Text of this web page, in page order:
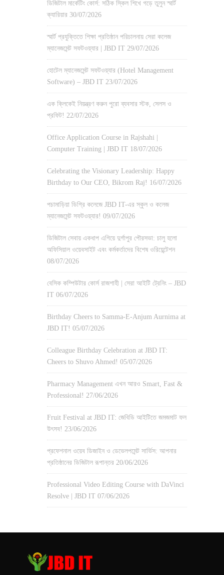
ডিজিটাল মার্কেটিং কোর্স: সঠিক স্কিল শিখে গড়ে তুলুন স্মার্ট
ক্যারিয়ার 30/07/2026
স্মার্ট প্রযুক্তিতে শিক্ষা প্রতিষ্ঠান পরিচালনায় সেরা কলেজ
ম্যানেজমেন্ট সফটওয়্যার | JBD IT 29/07/2026
হোটেল ম্যানেজমেন্ট সফটওয়্যার (Hotel Management
Software) – JBD IT 23/07/2026
এক ক্লিকেই নিয়ন্ত্রণ করুন পুরো ব্যবসার স্টক, সেলস ও
প্রফিট! 22/07/2026
Office Application Course in Rajshahi |
Computer Training | JBD IT 18/07/2026
Celebrating the Visionary Leadership: Happy
Birthday to Our CEO, Bikrom Raj! 16/07/2026
পচামাড়িয়া ডিগ্রি কলেজে JBD IT-এর স্কুল ও কলেজ
ম্যানেজমেন্ট সফটওয়্যার! 09/07/2026
ডিজিটাল সেবায় একধাপ এগিয়ে দুর্গাপুর পৌরসভা: চালু হলো
অফিসিয়াল ওয়েবসাইট এবং কর্মকর্তাদের বিশেষ ওরিয়েন্টেশন
08/07/2026
বেসিক কম্পিউটার কোর্স রাজশাহী | সেরা আইটি ট্রেনিং – JBD
IT 06/07/2026
Birthday Cheers to Samma-E-Anjum Aurnima at
JBD IT! 05/07/2026
Colleague Birthday Celebration at JBD IT:
Cheers to Shuvo Ahmed! 05/07/2026
Pharmacy Management এখন আরও Smart, Fast &
Professional! 27/06/2026
Fruit Festival at JBD IT: জেবিডি আইটিতে জমজমাট ফল
উৎসব! 23/06/2026
প্রফেশনাল ওয়েব ডিজাইন ও ডেভেলপমেন্ট সার্ভিস: আপনার
প্রতিষ্ঠানের ডিজিটাল রূপান্তর 20/06/2026
Professional Video Editing Course with DaVinci
Resolve | JBD IT 07/06/2026